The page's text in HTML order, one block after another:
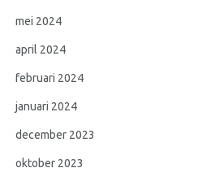
mei 2024
april 2024
februari 2024
januari 2024
december 2023
oktober 2023